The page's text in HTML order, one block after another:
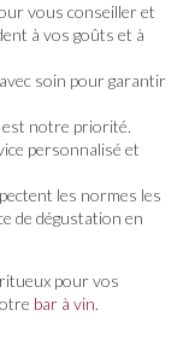
vous conseiller et
à vos goûts et à
soin pour garantir
notre priorité.
personnalisé et
les normes les
de dégustation en
pour vos
bar à vin.